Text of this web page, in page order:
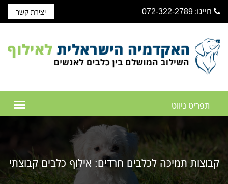
חייגו: 072-322-2789 יצירת קשר
קבוצות תמיכה לכלבים חרדים: אילוף כלבים קבוצתי